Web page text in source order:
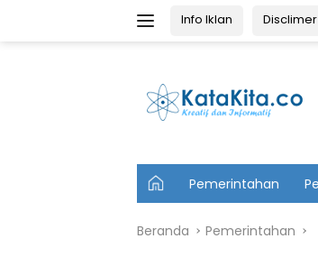
Info Iklan Disclimer
U
t
m
Pemerintahan
Beranda Pemerintahan